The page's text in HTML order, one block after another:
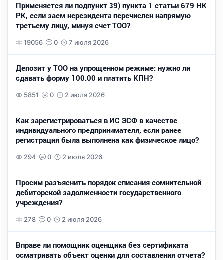
Применяется ли подпункт 39) пункта 1 статьи 679 НК
РК, если заем нерезидента перечислен напрямую
третьему лицу, минуя счет ТОО?
19056 0 7 июля 2026
Депозит у ТОО на упрощенном режиме: нужно ли
сдавать форму 100.00 и платить КПН?
5851 0 2 июля 2026
Как зарегистрироваться в ИС ЭСФ в качестве
индивидуального предпринимателя, если ранее
регистрация была выполнена как физическое лицо?
294 0 2 июля 2026
Просим разъяснить порядок списания сомнительной
дебиторской задолженности государственного
учреждения?
278 0 2 июля 2026
Вправе ли помощник оценщика без сертификата
осматривать объект оценки для составления отчета?